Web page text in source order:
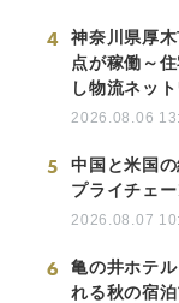
4
神奈川県厚
点が稼働～
し物流ネッ
2026.08.06
5
中国と米国
プライチェ
2026.08.07
6
亀の井ホテ
れる秋の宿